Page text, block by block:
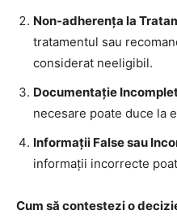
Non-adherența la
tratamentul sau
considerat neeligibil.
Documentație
necesare poate duce la
Informații False sau
informații incorrecte
Cum să contestezi o